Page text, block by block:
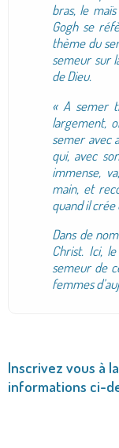
bras, le
Gogh se
thème du
semeur sur
de Dieu.
« A semer
largement,
semer avec
qui, avec
immense,
main, et
quand il crée
Dans de
Christ. Ici,
semeur de
femmes
Inscrivez vous à
informations ci-